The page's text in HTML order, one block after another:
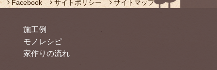
Facebook サイトポリシー サイトマップ
施工例
モノレシピ
家作りの流れ